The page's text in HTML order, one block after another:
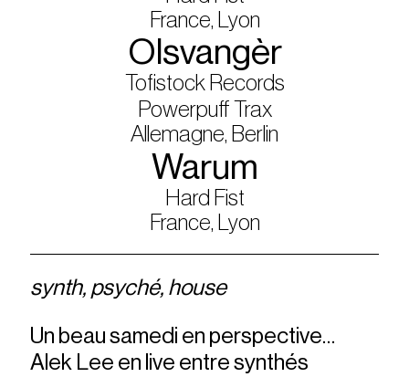
France, Lyon
Olsvangèr
Tofistock Records
Powerpuff Trax
Allemagne, Berlin
Warum
Hard Fist
France, Lyon
synth, psyché, house
Un beau samedi en perspective…
Alek Lee en live entre synthés